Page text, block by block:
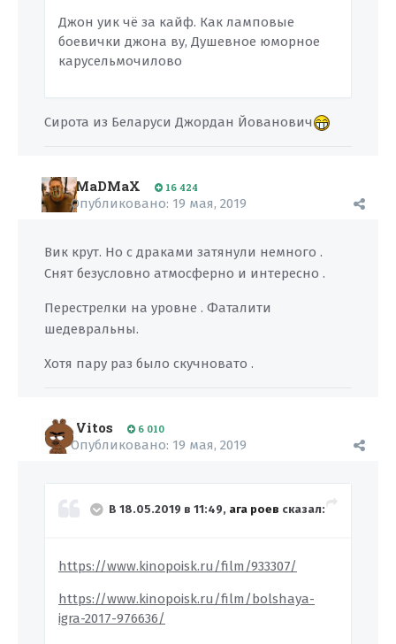
Джон уик чё за кайф. Как ламповые
боевички джона ву, Душевное юморное
карусельмочилово
Сирота из Беларуси Джордан Йованович
MaDMaX 16 424
Опубликовано: 19 мая, 2019
Вик крут. Но с драками затянули немного .
Снят безусловно атмосферно и интересно .
Перестрелки на уровне . Фаталити
шедевральны.
Хотя пару раз было скучновато .
Vitos 6 010
Опубликовано: 19 мая, 2019
В 18.05.2019 в 11:49, ага роев сказал:
https://www.kinopoisk.ru/film/933307/
https://www.kinopoisk.ru/film/bolshaya-
igra-2017-976636/